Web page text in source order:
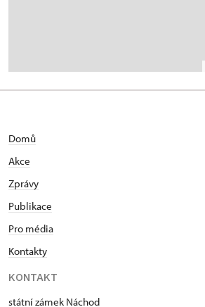
Domů
Akce
Zprávy
Publikace
Pro média
Kontakty
KONTAKT
státní zámek Náchod